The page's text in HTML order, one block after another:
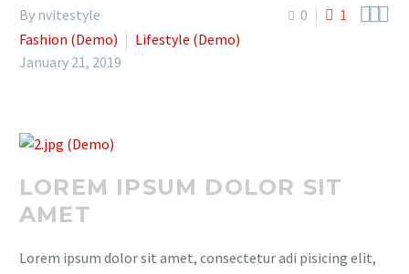
0 1 
By nvitestyle
Fashion (Demo)
Lifestyle (Demo)
January 21, 2019
LOREM IPSUM DOLOR SIT
AMET
Lorem ipsum dolor sit amet, consectetur adi pisicing elit,